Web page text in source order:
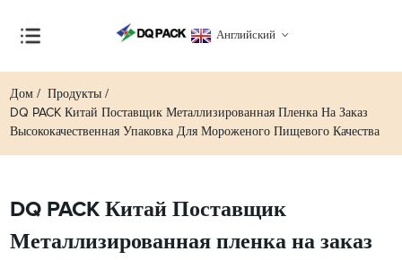
Английский
Дом
Продукты
DQ PACK Китай Поставщик Металлизированная Пленка На Заказ
Высококачественная Упаковка Для Мороженого Пищевого Качества
DQ PACK Китай Поставщик
Металлизированная пленка на заказ